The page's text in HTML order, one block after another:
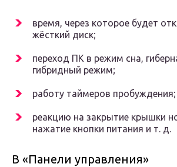
время, через которое будет
жёсткий диск;
переход ПК в режим сна,
гибридный режим;
работу таймеров пробуждения;
реакцию на закрытие крышки
нажатие кнопки питания и т. д.
В «Панели управления»